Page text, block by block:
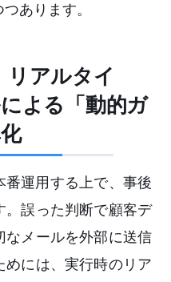
あります。
アルタイ
よる「動的ガ
番運用する上で、事後
。誤った判断で顧客デ
なメールを外部に送信
めには、実行時のリア